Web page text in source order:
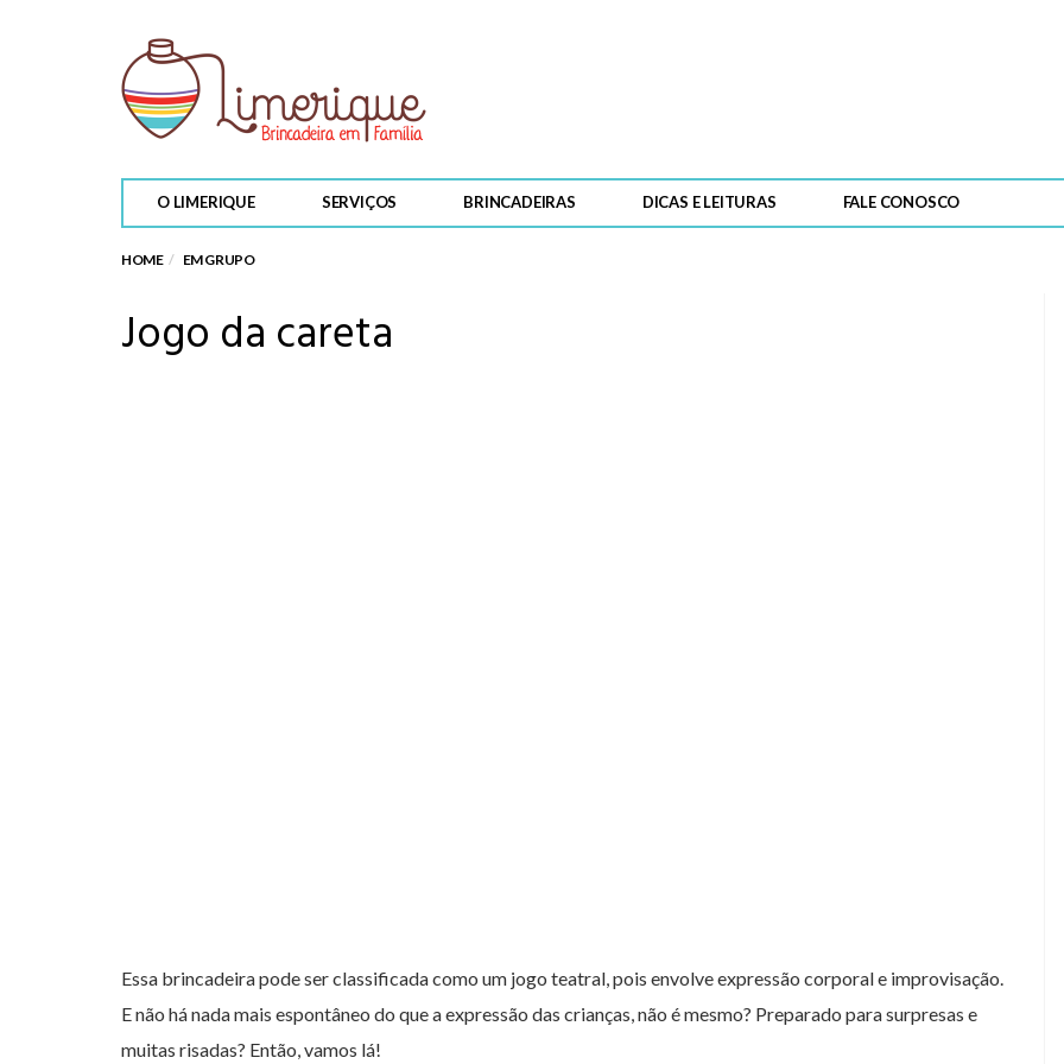
O LIMERIQUE SERVIÇOS BRINCADEIRAS DICAS E LEITURAS FALE CONOSCO
HOME EM GRUPO
Jogo da careta
Essa brincadeira pode ser classificada como um jogo teatral, pois envolve expressão corporal e improvisação.
E não há nada mais espontâneo do que a expressão das crianças, não é mesmo? Preparado para surpresas e
muitas risadas? Então, vamos lá!
PARA LER
É preciso soltar o Gaspar!